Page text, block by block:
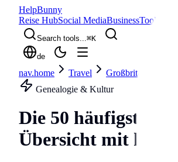
HelpBunny
Reise HubSocial MediaBusinessTools
Search tools...⌘K
de
nav.home Travel Großbritannien
Genealogie & Kultur
Die 50 häufigsten
Übersicht mit